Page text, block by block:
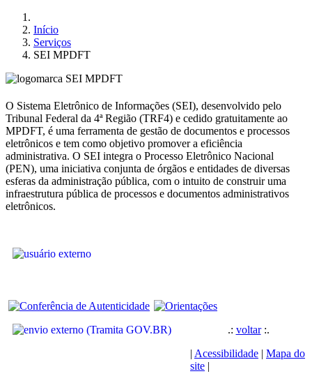
Início
Serviços
SEI MPDFT
O Sistema Eletrônico de Informações (SEI), desenvolvido pelo
Tribunal Federal da 4ª Região (TRF4) e cedido gratuitamente ao
MPDFT, é uma ferramenta de gestão de documentos e processos
eletrônicos e tem como objetivo promover a eficiência
administrativa. O SEI integra o Processo Eletrônico Nacional
(PEN), uma iniciativa conjunta de órgãos e entidades de diversas
esferas da administração pública, com o intuito de construir uma
infraestrutura pública de processos e documentos administrativos
eletrônicos.
.: voltar:.
| Acessibilidade | Mapa do
site |